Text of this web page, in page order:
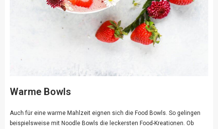
Warme Bowls
Auch für eine warme Mahlzeit eignen sich die Food Bowls. So gelingen
beispielsweise mit Noodle Bowls die leckersten Food-Kreationen. Ob